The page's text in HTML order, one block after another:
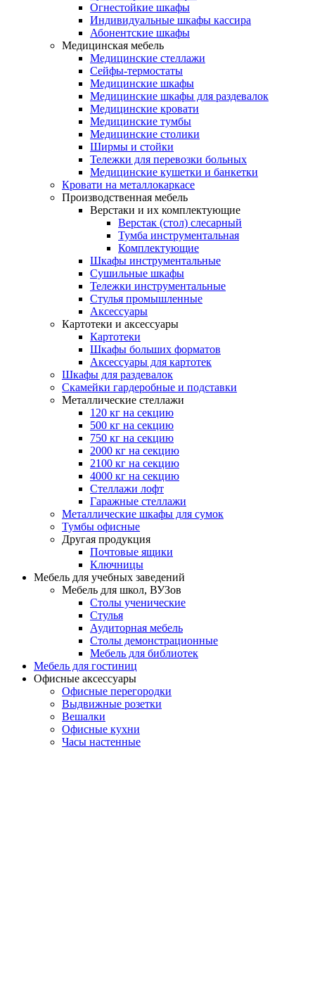
Огнестойкие шкафы
Индивидуальные шкафы кассира
Абонентские шкафы
Медицинская мебель
Медицинские стеллажи
Сейфы-термостаты
Медицинские шкафы
Медицинские шкафы для раздевалок
Медицинские кровати
Медицинские тумбы
Медицинские столики
Ширмы и стойки
Тележки для перевозки больных
Медицинские кушетки и банкетки
Кровати на металлокаркасе
Производственная мебель
Верстаки и их комплектующие
Верстак (стол) слесарный
Тумба инструментальная
Комплектующие
Шкафы инструментальные
Сушильные шкафы
Тележки инструментальные
Стулья промышленные
Аксессуары
Картотеки и аксессуары
Картотеки
Шкафы больших форматов
Аксессуары для картотек
Шкафы для раздевалок
Скамейки гардеробные и подставки
Металлические стеллажи
120 кг на секцию
500 кг на секцию
750 кг на секцию
2000 кг на секцию
2100 кг на секцию
4000 кг на секцию
Стеллажи лофт
Гаражные стеллажи
Металлические шкафы для сумок
Тумбы офисные
Другая продукция
Почтовые ящики
Ключницы
Мебель для учебных заведений
Мебель для школ, ВУЗов
Столы ученические
Стулья
Аудиторная мебель
Столы демонстрационные
Мебель для библиотек
Мебель для гостиниц
Офисные аксессуары
Офисные перегородки
Выдвижные розетки
Вешалки
Офисные кухни
Часы настенные